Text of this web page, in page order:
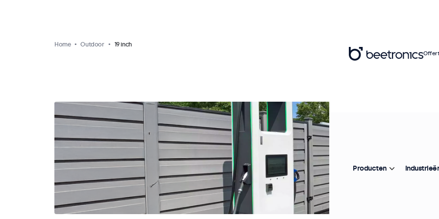
Home Outdoor 19 inch
Producten